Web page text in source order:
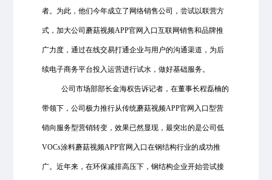
者。为此，他们今年成立了网络销售公司，尝试以联营方
式，加大公司蘑菇视频APP官网入口互联网销售和品牌推
广力度，通过在线交易打通企业与用户的沟通渠道，为后
续电子商务平台投入运营进行试水，做好基础服务。
公司市场部部长金海权告诉记者，在董事长程磊楠的
带领下，公司极力推行从传统蘑菇视频APP官网入口型营
销向服务型营销转变，效果已然显现，最突出的是公司低
VOCs涂料蘑菇视频APP官网入口在钢结构行业的成功推
广。近年来，在环保减排高压下，钢结构企业开始尝试接